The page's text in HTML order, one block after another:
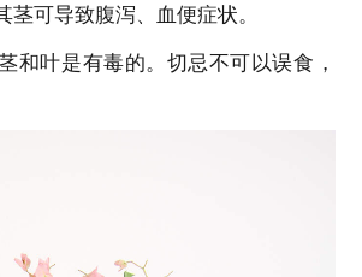
茎可导致腹泻、血便症状。
和叶是有毒的。切忌不可以误食，